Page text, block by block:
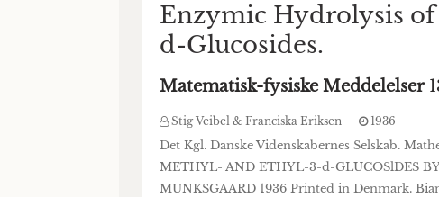
Enzymic Hydrolysis
d-Glucosides.
Matematisk-fysiske Meddelelser
Stig Veibel & Franciska Eriksen 1936
Det Kgl. Danske Videnskabernes Selskab.
METHYL- AND ETHYL-3-d-GLUCOSlDES
MUNKSGAARD 1936 Printed in Denmark.